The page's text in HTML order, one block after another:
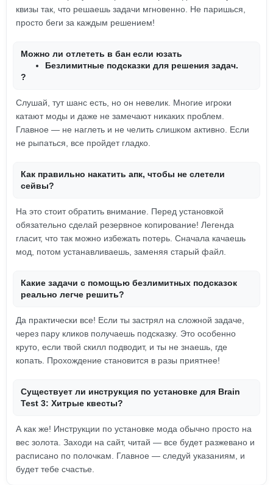
квизы так, что решаешь задачи мгновенно. Не паришься,
просто беги за каждым решением!
Можно ли отлететь в бан если юзать
Безлимитные подсказки для решения задач.
?
Слушай, тут шанс есть, но он невелик. Многие игроки
катают моды и даже не замечают никаких проблем.
Главное — не наглеть и не челить слишком активно. Если
не рыпаться, все пройдет гладко.
Как правильно накатить апк, чтобы не слетели
сейвы?
На это стоит обратить внимание. Перед установкой
обязательно сделай резервное копирование! Легенда
гласит, что так можно избежать потерь. Сначала качаешь
мод, потом устанавливаешь, заменяя старый файл.
Какие задачи с помощью безлимитных подсказок
реально легче решить?
Да практически все! Если ты застрял на сложной задаче,
через пару кликов получаешь подсказку. Это особенно
круто, если твой скилл подводит, и ты не знаешь, где
копать. Прохождение становится в разы приятнее!
Существует ли инструкция по установке для Brain
Test 3: Xитрые квесты?
А как же! Инструкции по установке мода обычно просто на
вес золота. Заходи на сайт, читай — все будет разжевано и
расписано по полочкам. Главное — следуй указаниям, и
будет тебе счастье.